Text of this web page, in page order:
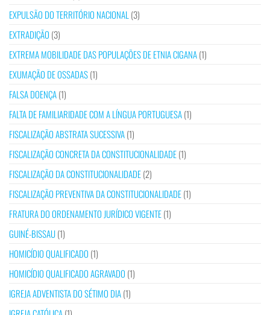
EXPULSÃO DO TERRITÓRIO NACIONAL (3)
EXTRADIÇÃO (3)
EXTREMA MOBILIDADE DAS POPULAÇÕES DE ETNIA CIGANA(1)
EXUMAÇÃO DE OSSADAS(1)
FALSA DOENÇA(1)
FALTA DE FAMILIARIDADE COM A LÍNGUA PORTUGUESA(1)
FISCALIZAÇÃO ABSTRATA SUCESSIVA(1)
FISCALIZAÇÃO CONCRETA DA CONSTITUCIONALIDADE(1)
FISCALIZAÇÃO DA CONSTITUCIONALIDADE(2)
FISCALIZAÇÃO PREVENTIVA DA CONSTITUCIONALIDADE(1)
FRATURA DO ORDENAMENTO JURÍDICO VIGENTE(1)
GUINÉ-BISSAU(1)
HOMICÍDIO QUALIFICADO (1)
HOMICÍDIO QUALIFICADO AGRAVADO (1)
IGREJA ADVENTISTA DO SÉTIMO DIA(1)